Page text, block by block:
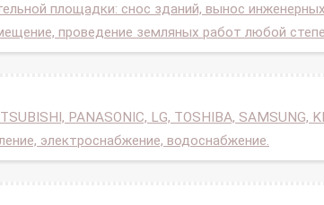
площадки: снос зданий, вынос
проведение земляных работ любой
PANASONIC, LG, TOSHIBA, SAMSUNG,
электроснабжение, водоснабжение.